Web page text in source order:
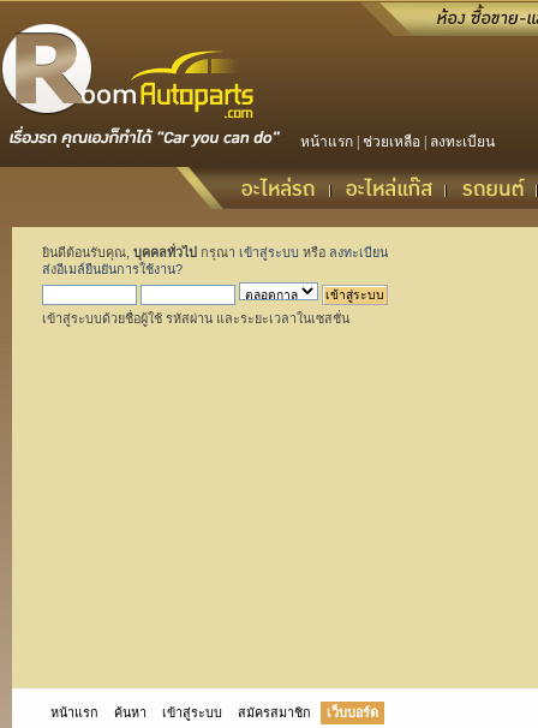
หน้าแรก ช่วยเหลือ ลงทะเบียน
ยินดีต้อนรับคุณ, บุคคลทั่วไป กรุณา เข้าสู่ระบบ หรือ ลงทะเบียน
ส่งอีเมล์ยืนยันการใช้งาน?
เข้าสู่ระบบด้วยชื่อผู้ใช้ รหัสผ่าน และระยะเวลาในเซสชั่น
หน้าแรก ค้นหา เข้าสู่ระบบ สมัครสมาชิก เว็บบอร์ด